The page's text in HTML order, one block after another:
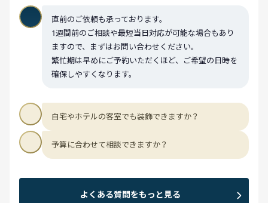
直前のご依頼も承っております。
1週間前のご相談や最短当日対応が可能な場合もあり
ますので、まずはお問い合わせください。
繁忙期は早めにご予約いただくほど、ご希望の日時を
確保しやすくなります。
自宅やホテルの客室でも装飾できますか？
予算に合わせて相談できますか？
よくある質問をもっと見る